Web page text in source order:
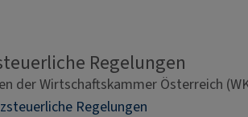
Regelungen
der Wirtschaftskammer Österreich
Regelungen